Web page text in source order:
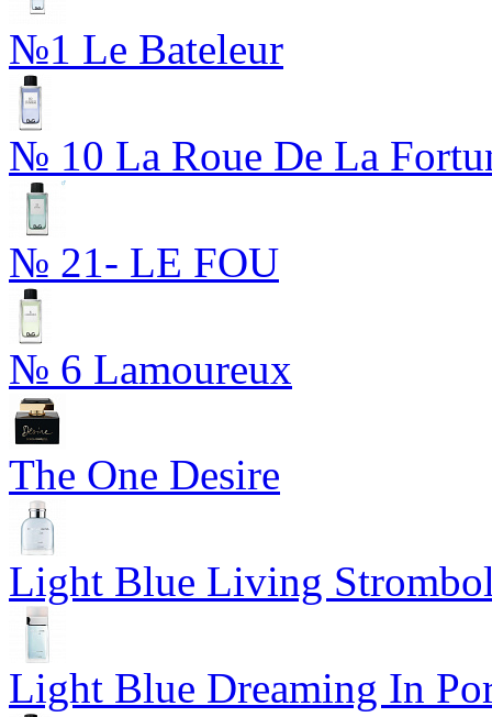
№1 Le Bateleur
№ 10 La Roue De La
№ 21- LE FOU
№ 6 Lamoureux
The One Desire
Light Blue Living
Light Blue Dreaming In